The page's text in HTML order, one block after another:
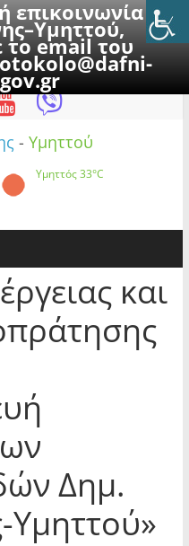
επικοινωνία με
το email του
2026
- Υμηττού
Υμηττός33°C
και
Δημ.
Υμηττού»